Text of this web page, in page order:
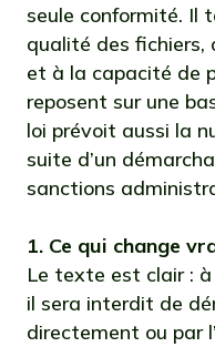
seule conformité. Il
qualité des fichiers,
et à la capacité de
reposent sur une
loi prévoit aussi la
suite d’un
sanctions
1. Ce qui change
Le texte est clair :
il sera interdit de
directement ou par